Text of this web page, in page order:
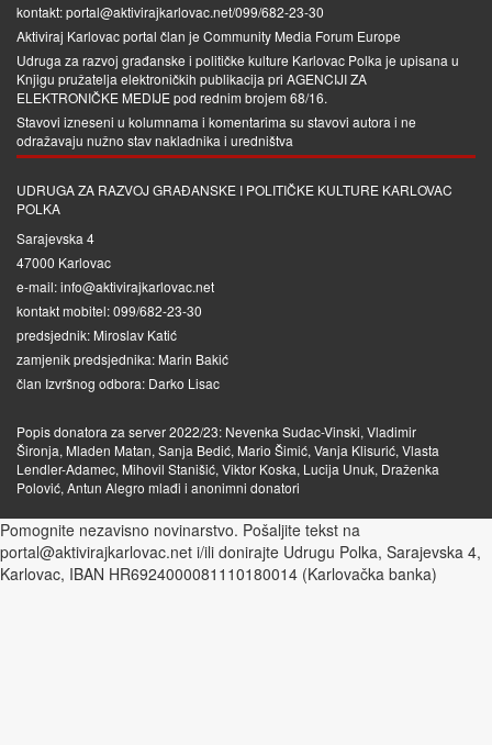
kontakt: portal@aktivirajkarlovac.net/099/682-23-30
Aktiviraj Karlovac portal član je Community Media Forum Europe
Udruga za razvoj građanske i političke kulture Karlovac Polka je upisana u
Knjigu pružatelja elektroničkih publikacija pri AGENCIJI ZA
ELEKTRONIČKE MEDIJEpod rednim brojem 68/16.
Stavovi izneseni u kolumnama i komentarima su stavovi autora i ne
odražavaju nužno stav nakladnika i uredništva
UDRUGA ZA RAZVOJ GRAĐANSKE I POLITIČKE KULTURE KARLOVAC
POLKA
Sarajevska 4
47000 Karlovac
e-mail: info@aktivirajkarlovac.net
kontakt mobitel: 099/682-23-30
predsjednik: Miroslav Katić
zamjenik predsjednika: Marin Bakić
član Izvršnog odbora: Darko Lisac
Popis donatora za server 2022/23: Nevenka Sudac-Vinski, Vladimir
Šironja, Mladen Matan, Sanja Bedić, Mario Šimić, Vanja Klisurić, Vlasta
Lendler-Adamec, Mihovil Stanišić, Viktor Koska, Lucija Unuk, Draženka
Polović, Antun Alegro mlađi i anonimni donatori
Pomognite nezavisno novinarstvo. Pošaljite tekst na
portal@aktivirajkarlovac.net i/ili donirajte Udrugu Polka, Sarajevska 4,
Karlovac, IBAN HR6924000081110180014 (Karlovačka banka)